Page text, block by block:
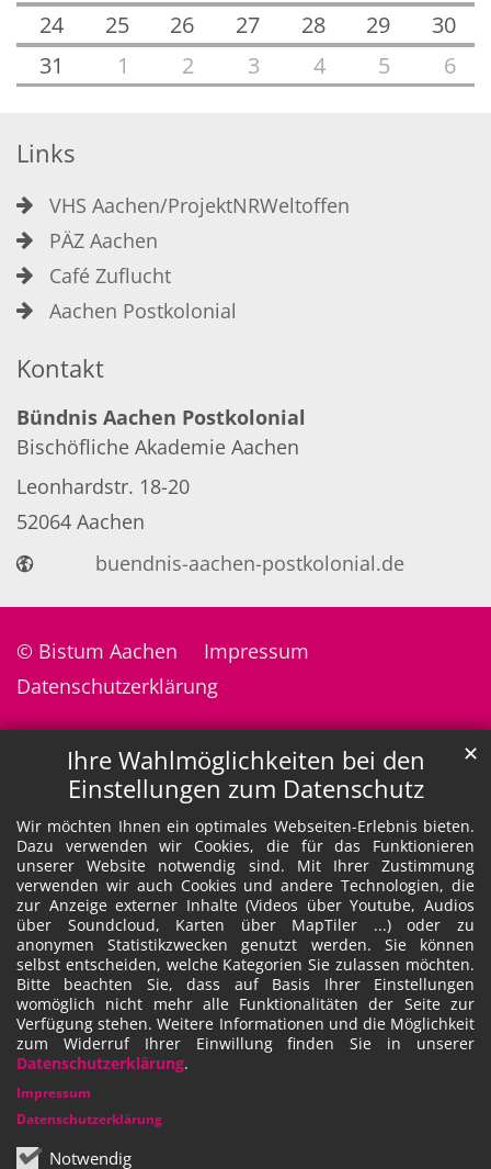
Ihre Wahlmöglichkeiten bei den
Einstellungen zum Datenschutz
Wir möchten Ihnen ein optimales Webseiten-Erlebnis bieten.
Dazu verwenden wir Cookies, die für das Funktionieren
unserer Website notwendig sind. Mit Ihrer Zustimmung
verwenden wir auch Cookies und andere Technologien, die
zur Anzeige externer Inhalte (Videos über Youtube, Audios
über Soundcloud, Karten über MapTiler ...) oder zu
anonymen Statistikzwecken genutzt werden. Sie können
selbst entscheiden, welche Kategorien Sie zulassen möchten.
Bitte beachten Sie, dass auf Basis Ihrer Einstellungen
womöglich nicht mehr alle Funktionalitäten der Seite zur
Verfügung stehen. Weitere Informationen und die Möglichkeit
zum Widerruf Ihrer Einwillung finden Sie in unserer
Datenschutzerklärung.
Notwendig
✕
Impressum
Datenschutzerklärung
24
25 26 27 28 29
30
31
1 2 3 4 5 6
Links
VHS Aachen/ProjektNRWeltoffen
PÄZ Aachen
Café Zuflucht
Aachen Postkolonial
Kontakt
Bündnis Aachen Postkolonial
Bischöfliche Akademie Aachen
Leonhardstr. 18-20
52064 Aachen
buendnis-aachen-postkolonial.de
© Bistum Aachen
Impressum
Datenschutzerklärung